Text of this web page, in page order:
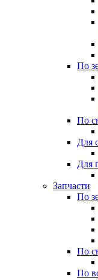
По
По
Для
Для
Запчасти
По
По
По